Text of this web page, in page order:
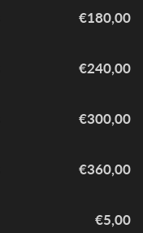
€180,00
€240,00
€300,00
€360,00
€5,00